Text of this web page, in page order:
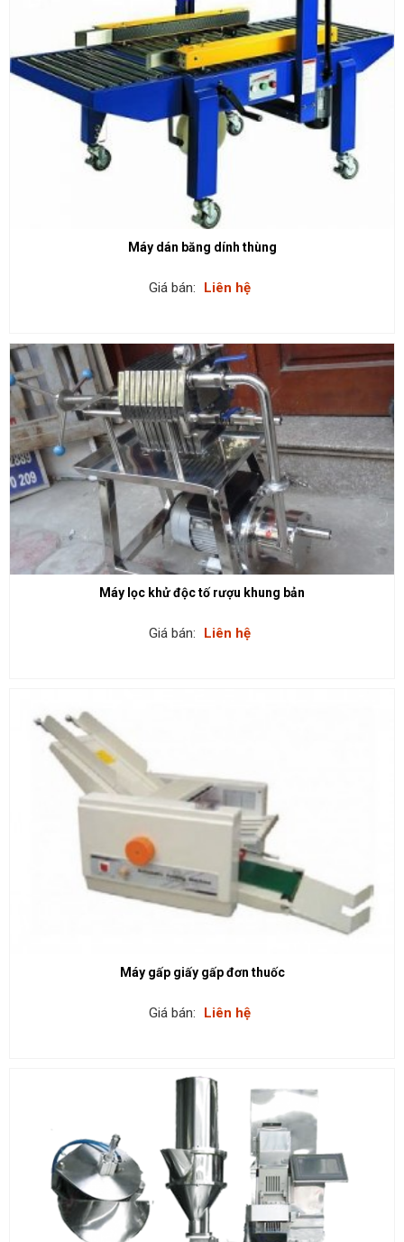
Máy dán băng dính thùng
Giá bán: Liên hệ
Máy lọc khử độc tố rượu khung bản
Giá bán: Liên hệ
Máy gấp giấy gấp đơn thuốc
Giá bán: Liên hệ